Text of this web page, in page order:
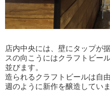
店内中央には、壁にタップが
スの向こうにはクラフトビー
並びます。
造られるクラフトビールは自
週のように新作を醸造していま